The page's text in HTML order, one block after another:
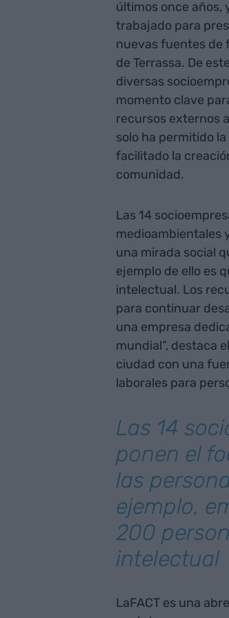
últimos once años,
trabajado para
nuevas fuentes de
de Terrassa. De
diversas
momento clave
recursos externos
solo ha permitido
facilitado la
comunidad.
Las 14
medioambientales
una mirada social
ejemplo de ello es
intelectual. Los
para continuar
una empresa
mundial”, destaca
ciudad con una
laborales para
Las 14
ponen el
las
ejemplo,
200
intelectual
LaFACT es una